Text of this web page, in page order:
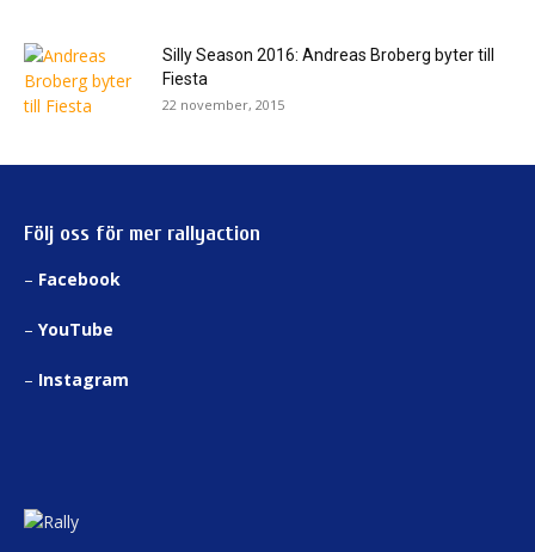
Silly Season 2016: Andreas Broberg byter till
Fiesta
22 november, 2015
Följ oss för mer rallyaction
– Facebook
– YouTube
– Instagram